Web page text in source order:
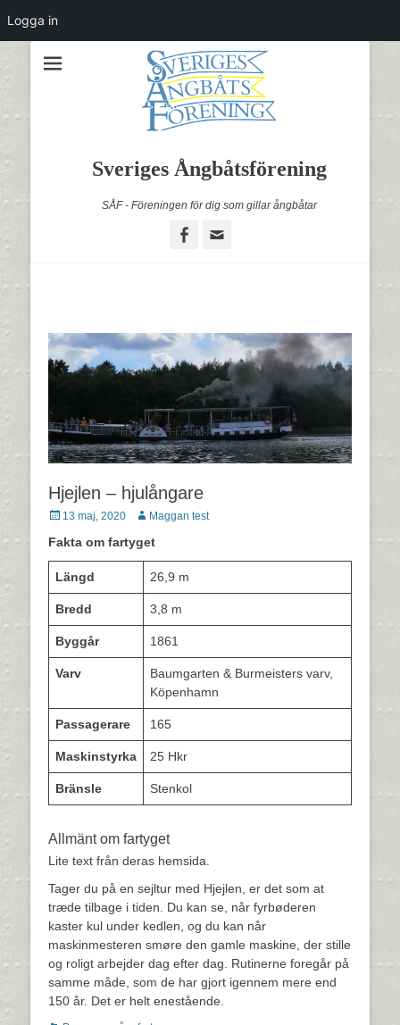
Sveriges Ångbåtsförening
SÅF - Föreningen för dig som gillar ångbåtar
Facebook
Hjejlen – hjulångare
Postades
13 maj, 2020 Författare
Maggan test
Fakta om fartyget
Längd 26,9 m
Bredd 3,8 m
Byggår 1861
Varv
Baumgarten & Burmeisters varv,
Köpenhamn
Passagerare 165
Maskinstyrka 25 Hkr
Bränsle Stenkol
Allmänt om fartyget
Lite text från deras hemsida.
Tager du på en sejltur med Hjejlen, er det som at
træde tilbage i tiden. Du kan se, når fyrbøderen
kaster kul under kedlen, og du kan når
maskinmesteren smøre den gamle maskine, der stille
og roligt arbejder dag efter dag. Rutinerne foregår på
samme måde, som de har gjort igennem mere end
150 år. Det er helt enestående.
Logga in